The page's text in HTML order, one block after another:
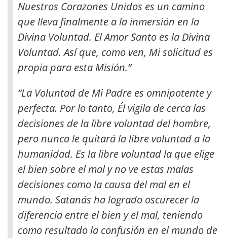
Nuestros Corazones Unidos es un camino
que lleva finalmente a la inmersión en la
Divina Voluntad. El Amor Santo es la Divina
Voluntad. Así que, como ven, Mi solicitud es
propia para esta Misión.”
“La Voluntad de Mi Padre es omnipotente y
perfecta. Por lo tanto, Él vigila de cerca las
decisiones de la libre voluntad del hombre,
pero nunca le quitará la libre voluntad a la
humanidad. Es la libre voluntad la que elige
el bien sobre el mal y no ve estas malas
decisiones como la causa del mal en el
mundo. Satanás ha logrado oscurecer la
diferencia entre el bien y el mal, teniendo
como resultado la confusión en el mundo de